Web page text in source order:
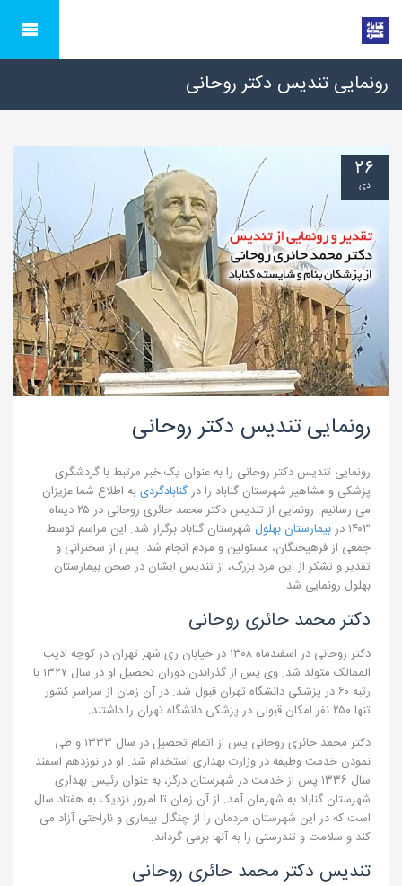
رونمایی تندیس دکتر روحانی
رونمایی تندیس دکتر روحانی
رونمایی تندیس دکتر روحانی را به عنوان یک خبر مرتبط با گردشگری
پزشکی و مشاهیر شهرستان گناباد را درگنابادگردیبه اطلاع شما عزیزان
می رسانیم. رونمایی از تندیس دکتر محمد حائری روحانی در ۲۵ دیماه
۱۴۰۳ در
بیمارستان بهلول شهرستان گناباد برگزار شد. این مراسم توسط
جمعی از فرهیختگان، مسئولین و مردم انجام شد. پس از سخنرانی و
تقدیر و تشکر از این مرد بزرگ، از تندیس ایشان در صحن بیمارستان
بهلول رونمایی شد.
دکتر محمد حائری روحانی
دکتر روحانی در اسفندماه ۱۳۰۸ در خیابان ری شهر تهران در کوچه ادیب
الممالک متولد شد. وی پس از گذراندن دوران تحصیل او در سال ۱۳۲۷ با
رتبه ۶۰ در پزشکی دانشگاه تهران قبول شد. در آن زمان از سراسر کشور
تنها ۲۵۰ نفر امکان قبولی در پزشکی دانشگاه تهران را داشتند.
دکتر محمد حائری روحانی پس از اتمام تحصیل در سال ۱۳۳۳ و طی
نمودن خدمت وظیفه در وزارت بهداری استخدام شد. او در نوزدهم اسفند
سال ۱۳۳۶ پس از خدمت در شهرستان درگز، به عنوان رئیس بهداری
شهرستان گناباد به شهرمان آمد. از آن زمان تا امروز نزدیک به هفتاد سال
است که در این شهرستان مردمان را از چنگال بیماری و ناراحتی آزاد می
کند و سلامت و تندرستی را به آنها برمی گرداند.
تندیس دکتر محمد حائری روحانی
۲۶
دی